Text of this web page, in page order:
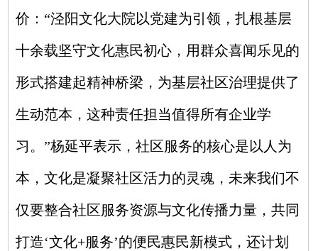
价：“泾阳文化大院以党建为引领，扎根基层
十余载坚守文化惠民初心，用群众喜闻乐见的
形式搭建起精神桥梁，为基层社区治理提供了
生动范本，这种责任担当值得所有企业学
习。”杨延平表示，社区服务的核心是以人为
本，文化是凝聚社区活力的灵魂，未来我们不
仅要整合社区服务资源与文化传播力量，共同
打造‘文化+服务’的便民惠民新模式，还计划